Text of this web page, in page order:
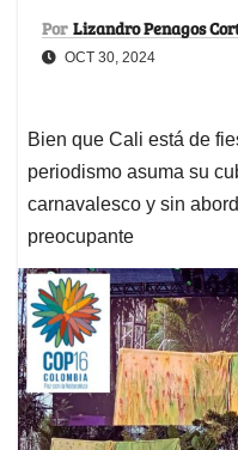
Por Lizandro Penagos
OCT 30, 2024
Bien que Cali está de
periodismo asuma su
carnavalesco y sin
preocupante